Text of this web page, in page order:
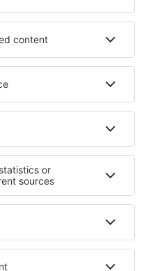
in Nevada